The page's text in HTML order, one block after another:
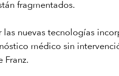
fragmentados.
nuevas tecnologías
médico sin
Franz.